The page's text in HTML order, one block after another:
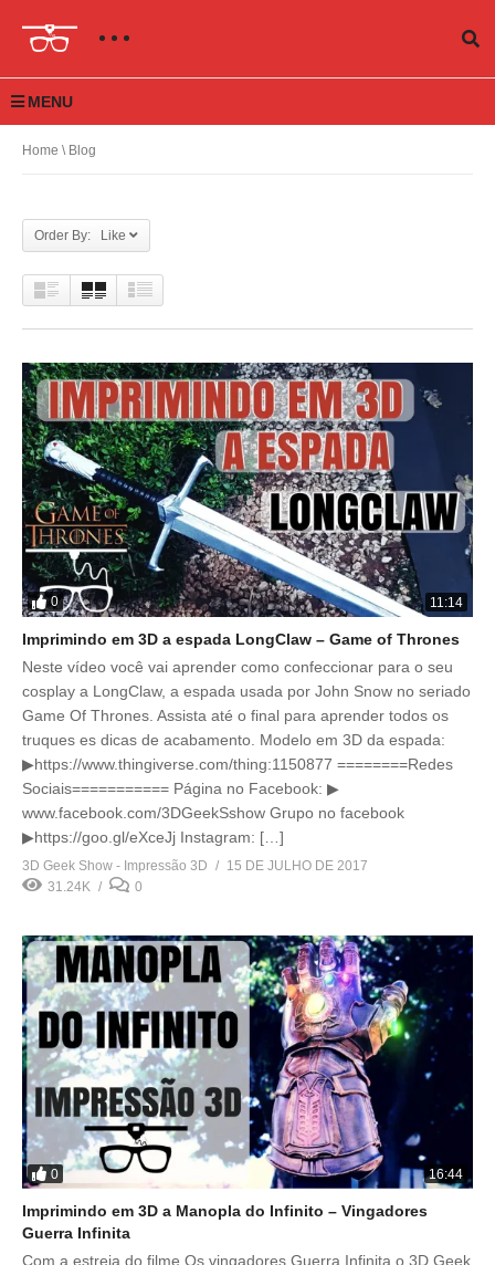
MENU
Home \ Blog
Order By: Like
0 11:14
Imprimindo em 3D a espada LongClaw – Game of Thrones
Neste vídeo você vai aprender como confeccionar para o seu
cosplay a LongClaw, a espada usada por John Snow no seriado
Game Of Thrones. Assista até o final para aprender todos os
truques es dicas de acabamento. Modelo em 3D da espada:
▶https://www.thingiverse.com/thing:1150877 ========Redes
Sociais=========== Página no Facebook: ▶
www.facebook.com/3DGeekSshow Grupo no facebook
▶https://goo.gl/eXceJj Instagram: […]
3D Geek Show - Impressão 3D
15 DE JULHO DE 2017
31.24K
0
0 16:44
Imprimindo em 3D a Manopla do Infinito – Vingadores
Guerra Infinita
Com a estreia do filme Os vingadores Guerra Infinita o 3D Geek